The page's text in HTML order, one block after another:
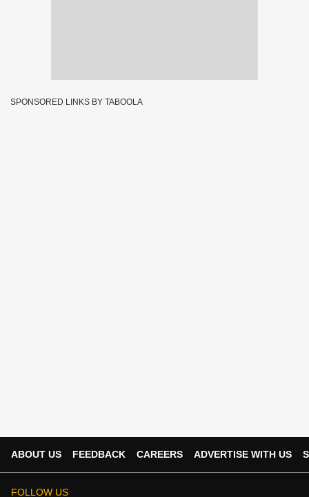
SPONSORED LINKS BY TABOOLA
ABOUT US FEEDBACK CAREERS ADVERTISE WITH US
FOLLOW US